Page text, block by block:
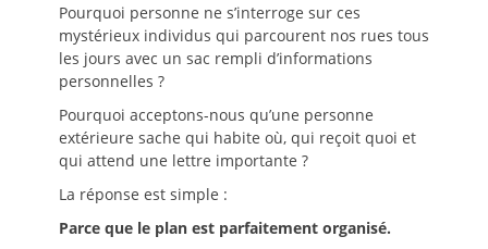
Pourquoi personne ne s’interroge sur ces
mystérieux individus qui parcourent nos rues tous
les jours avec un sac rempli d’informations
personnelles ?
Pourquoi acceptons-nous qu’une personne
extérieure sache qui habite où, qui reçoit quoi et
qui attend une lettre importante ?
La réponse est simple :
Parce que le plan est parfaitement organisé.